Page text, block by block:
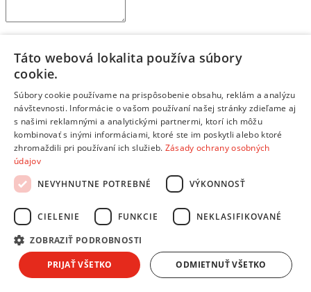
Prečo?
Aký je tvoj celkový pocit z používania produktu?
Na čo je potrebné pri kúpe myslieť?
Pre akého zákazníka je tento produkt vhodný?
Odoslať hodnotenie
Ďakujeme, tvoje hodnotenie bolo odoslané.
Zvážte aj iné možnosti
Produkty z tejto série
Na objednávku
26,60 €
Tescoma FANCY HOME
Na objednávku
Táto webová lokalita používa súbory
cookie.
Súbory cookie používame na prispôsobenie obsahu, reklám a analýzu
návštevnosti. Informácie o vašom používaní našej stránky zdieľame aj
s našimi reklamnými a analytickými partnermi, ktorí ich môžu
kombinovať s inými informáciami, ktoré ste im poskytli alebo ktoré
zhromaždili pri používaní ich služieb. Zásady ochrany osobných
údajov
NEVYHNUTNE POTREBNÉ
VÝKONNOSŤ
CIELENIE FUNKCIE NEKLASIFIKOVANÉ
ZOBRAZIŤ PODROBNOSTI
PRIJAŤ VŠETKO ODMIETNUŤ VŠETKO